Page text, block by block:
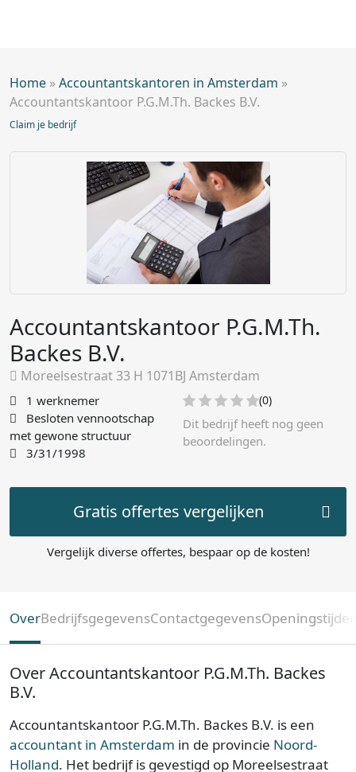
Home »Accountantskantoren in Amsterdam »
Accountantskantoor P.G.M.Th. Backes B.V.
Claim je bedrijf
Accountantskantoor P.G.M.Th.
Backes B.V.
Moreelsestraat 33 H 1071BJ Amsterdam
1 werknemer
Besloten vennootschap
met gewone structuur
3/31/1998
(0)
Dit bedrijf heeft nog geen
beoordelingen.
Gratis offertes vergelijken
Vergelijk diverse offertes, bespaar op de kosten!
OverBedrijfsgegevensContactgegevens
Over Accountantskantoor P.G.M.Th. Backes
B.V.
Accountantskantoor P.G.M.Th. Backes B.V. is een
accountant in Amsterdam in de provincie Noord-
Holland. Het bedrijf is gevestigd op Moreelsestraat